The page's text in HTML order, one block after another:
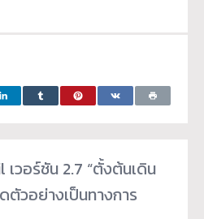
เวอร์ชัน 2.7 “ตั้งต้นเดิน
วอย่างเป็นทางการ